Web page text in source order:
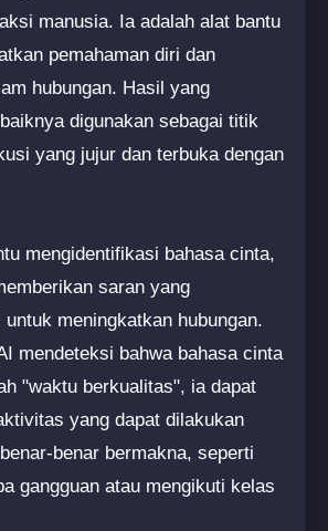
manusia. Ia adalah alat bantu
pemahaman diri dan
hubungan. Hasil yang
digunakan sebagai titik
yang jujur dan terbuka dengan
mengidentifikasi bahasa cinta,
saran yang
meningkatkan hubungan.
mendeteksi bahwa bahasa cinta
"waktu berkualitas", ia dapat
yang dapat dilakukan
benar bermakna, seperti
gangguan atau mengikuti kelas